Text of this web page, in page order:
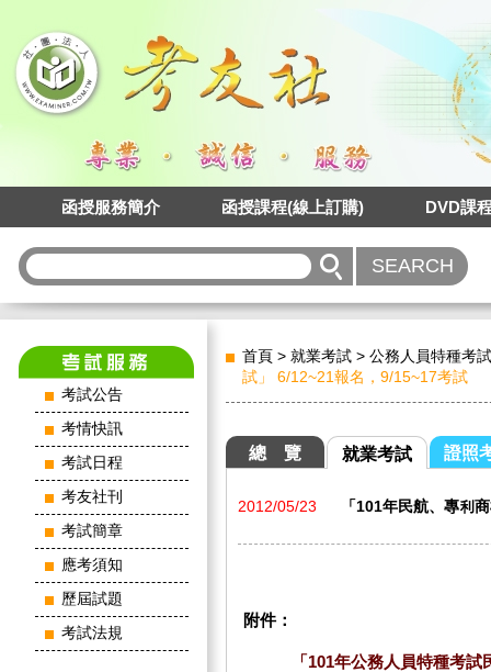
函授服務簡介 函授課程(線上訂購) DVD課
考試公告
考情快訊
考試日程
考友社刊
考試簡章
應考須知
歷屆試題
考試法規
首頁 > 就業考試 > 公務人員特種考試
試」 6/12~21報名，9/15~17考試
總 覽 就業考試 證照
2012/05/23 「101年民航、專利
附件：
「101年公務人員特種考